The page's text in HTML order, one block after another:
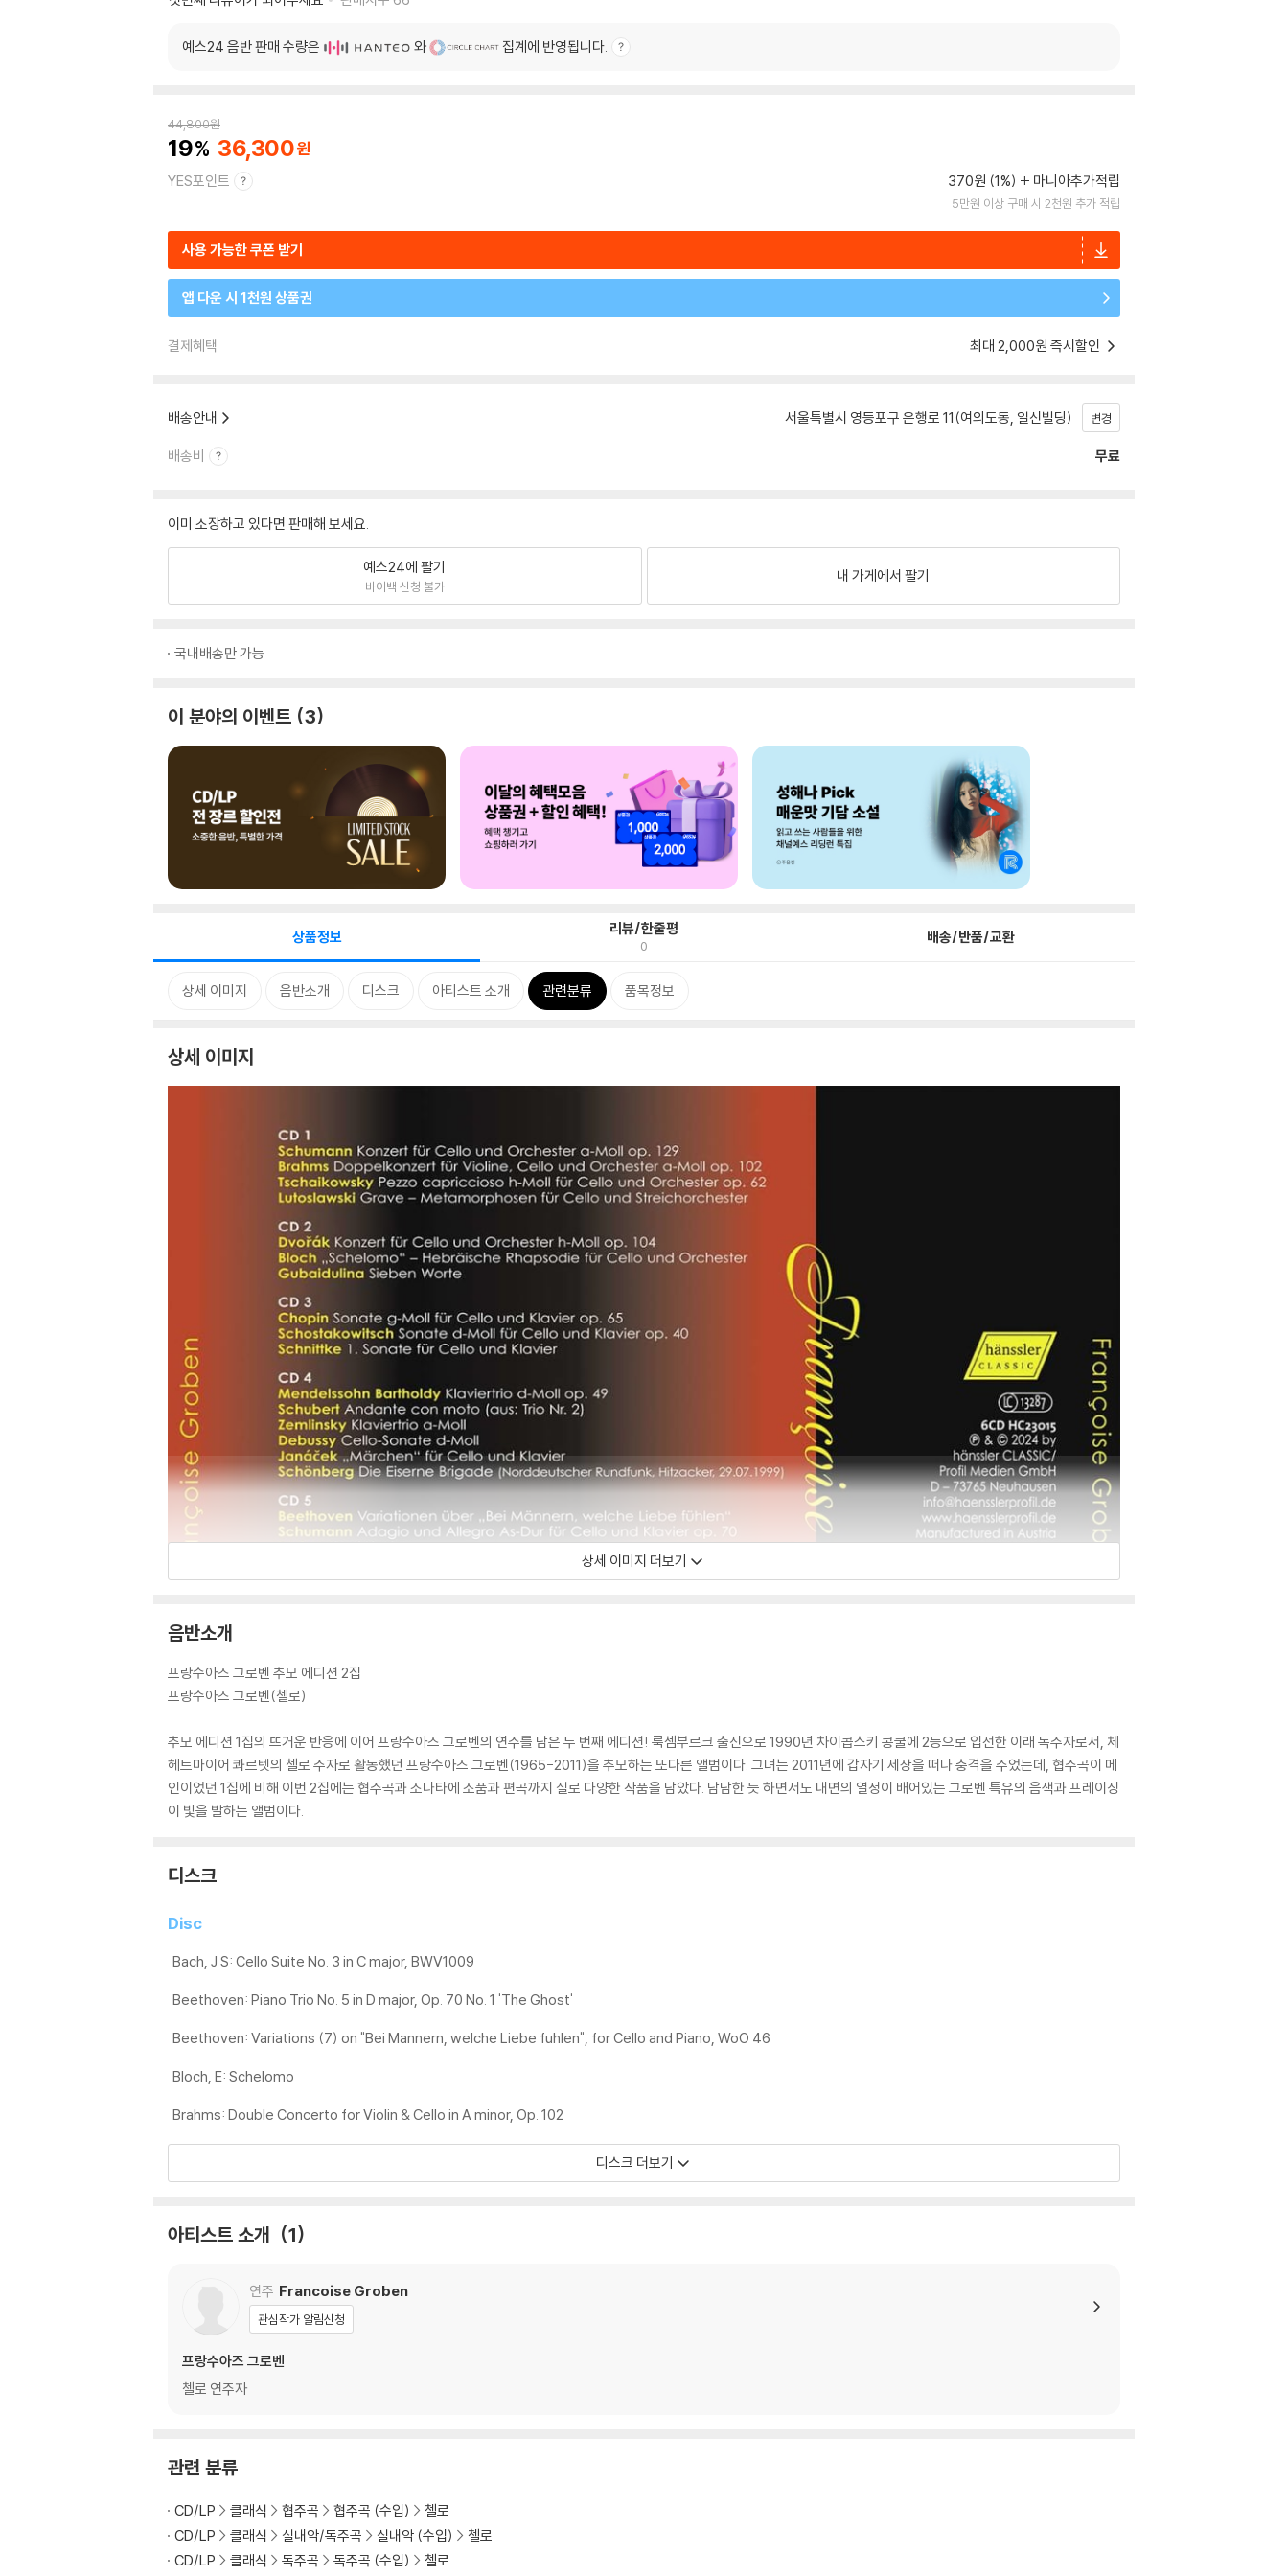
예스24 음반 판매 수량은 와 집계에 반영됩니다.
44,800원
19 36,300
YES포인트 370원 (1%) 마니아추가적립
5만원 이상 구매 시 2천원 추가 적립
사용 가능한 쿠폰 받기
앱 다운 시 1천원 상품권
결제혜택 최대 2,000원 즉시할인
배송안내 서울특별시 영등포구 은행로 11(여의도동, 일신빌딩) 변경
배송비 무료
이미 소장하고 있다면 판매해 보세요.
예스24에 팔기
바이백 신청 불가
내 가게에서 팔기
국내배송만 가능
이 분야의 이벤트 3
상품정보 리뷰/한줄평
0 배송/반품/교환
상세 이미지 음반소개 디스크 아티스트 소개 관련분류 품목정보
상세 이미지
상세 이미지 더보기
음반소개
프랑수아즈 그로벤 추모 에디션 2집
프랑수아즈 그로벤(첼로)
추모 에디션 1집의 뜨거운 반응에 이어 프랑수아즈 그로벤의 연주를 담은 두 번째 에디션! 룩셈부르크 출신으로 1990년 차이콥스키 콩쿨에 2등으로 입선한 이래 독주자로서, 체
헤트마이어 콰르텟의 첼로 주자로 활동했던 프랑수아즈 그로벤(1965-2011)을 추모하는 또다른 앨범이다. 그녀는 2011년에 갑자기 세상을 떠나 충격을 주었는데, 협주곡이 메
인이었던 1집에 비해 이번 2집에는 협주곡과 소나타에 소품과 편곡까지 실로 다양한 작품을 담았다. 담담한 듯 하면서도 내면의 열정이 배어있는 그로벤 특유의 음색과 프레이징
이 빛을 발하는 앨범이다.
디스크
Disc
Bach, J S: Cello Suite No. 3 in C major, BWV1009
Beethoven: Piano Trio No. 5 in D major, Op. 70 No. 1 'The Ghost'
Beethoven: Variations (7) on "Bei Mannern, welche Liebe fuhlen", for Cello and Piano, WoO 46
Bloch, E: Schelomo
Brahms: Double Concerto for Violin & Cello in A minor, Op. 102
디스크 더보기
아티스트 소개 1
연주 Francoise Groben
관심작가 알림신청
프랑수아즈 그로벤
첼로 연주자
관련 분류
CD/LP 클래식 협주곡 협주곡 (수입)
첼로
CD/LP
클래식 실내악/독주곡 실내악 (수입)
첼로
CD/LP
클래식 독주곡 독주곡 (수입) 첼로